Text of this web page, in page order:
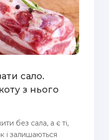
сало.
з нього
без сала, а є ті,
і залишаються